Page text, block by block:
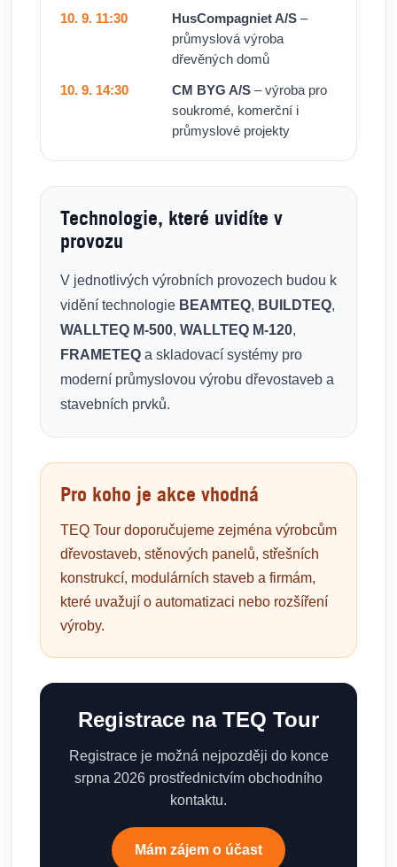
10. 9. 11:30 HusCompagniet A/S –
průmyslová výroba
dřevěných domů
10. 9. 14:30 CM BYG A/S – výroba pro
soukromé, komerční i
průmyslové projekty
Technologie, které uvidíte v
provozu
V jednotlivých výrobních provozech budou k
vidění technologie BEAMTEQ, BUILDTEQ,
WALLTEQ M-500, WALLTEQ M-120,
FRAMETEQ a skladovací systémy pro
moderní průmyslovou výrobu dřevostaveb a
stavebních prvků.
Pro koho je akce vhodná
TEQ Tour doporučujeme zejména výrobcům
dřevostaveb, stěnových panelů, střešních
konstrukcí, modulárních staveb a firmám,
které uvažují o automatizaci nebo rozšíření
výroby.
Registrace na TEQ Tour
Registrace je možná nejpozději do konce
srpna 2026 prostřednictvím obchodního
kontaktu.
Mám zájem o účast